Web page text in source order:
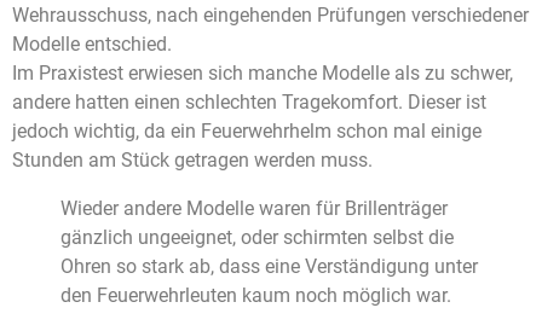
Wehrausschuss, nach eingehenden Prüfungen verschiedener
Modelle entschied.
Im Praxistest erwiesen sich manche Modelle als zu schwer,
andere hatten einen schlechten Tragekomfort. Dieser ist
jedoch wichtig, da ein Feuerwehrhelm schon mal einige
Stunden am Stück getragen werden muss.
Wieder andere Modelle waren für Brillenträger
gänzlich ungeeignet, oder schirmten selbst die
Ohren so stark ab, dass eine Verständigung unter
den Feuerwehrleuten kaum noch möglich war.